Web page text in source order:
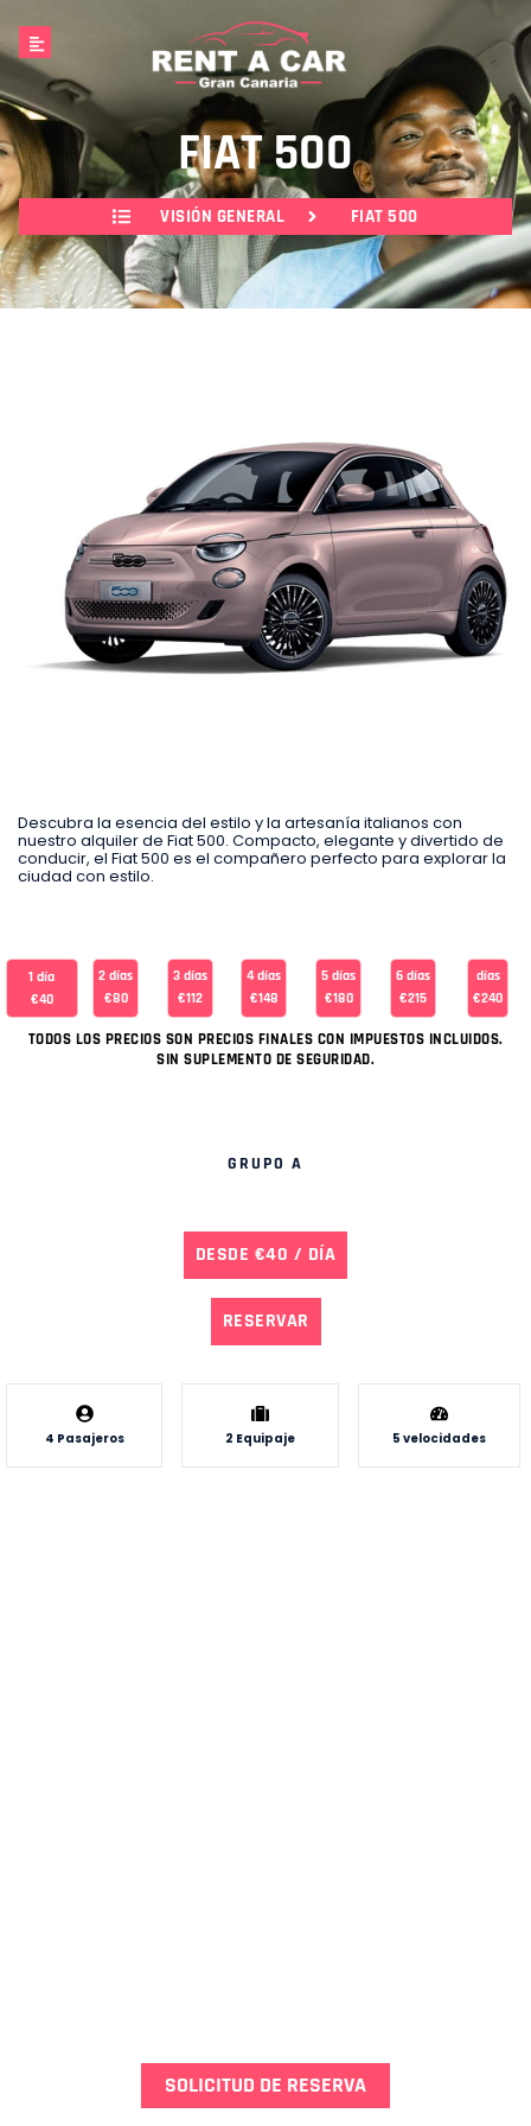
FIAT 500
VISIÓN GENERAL FIAT 500
Descubra la esencia del estilo y la artesanía italianos con
nuestro alquiler de Fiat 500. Compacto, elegante y divertido de
conducir, el Fiat 500 es el compañero perfecto para explorar la
ciudad con estilo.
1 día
€40
2 días
€80
3 días
€112
4 días
€148
5 días
€180
6 días
€215
días
€240
TODOS LOS PRECIOS SON PRECIOS FINALES CON IMPUESTOS INCLUIDOS.
SIN SUPLEMENTO DE SEGURIDAD.
GRUPO A
DESDE €40 / DÍA
RESERVAR
4 Pasajeros 2 Equipaje 5 velocidades
SOLICITUD DE RESERVA